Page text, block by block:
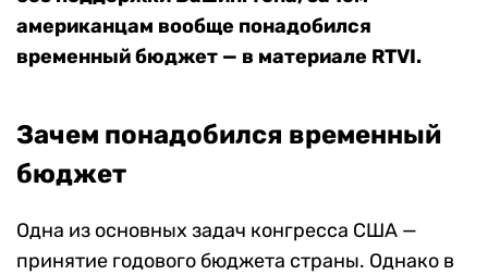
американцам вообще понадобился
временный бюджет — в материале RTVI.
Зачем понадобился временный
бюджет
Одна из основных задач конгресса США —
принятие годового бюджета страны. Однако в